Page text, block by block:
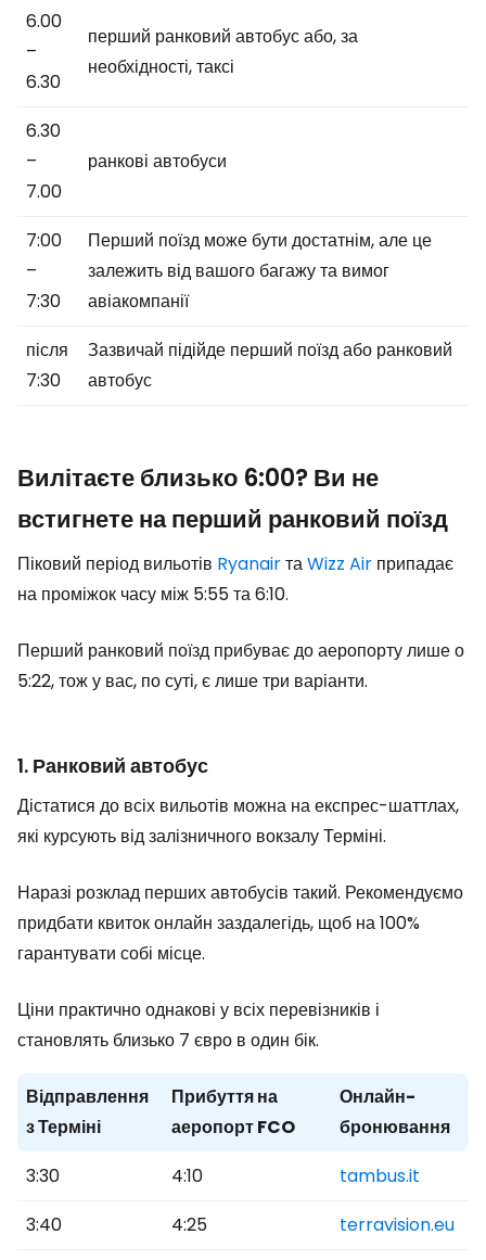
6.00
–
6.30
перший ранковий автобус або, за
необхідності, таксі
6.30
–
7.00
ранкові автобуси
7:00
–
7:30
Перший поїзд може бути достатнім, але це
залежить від вашого багажу та вимог
авіакомпанії
після
7:30
Зазвичай підійде перший поїзд або ранковий
автобус
Вилітаєте близько 6:00? Ви не
встигнете на перший ранковий поїзд
Піковий період вильотів RyanairтаWizz Air припадає
на проміжок часу між 5:55 та 6:10.
Перший ранковий поїзд прибуває до аеропорту лише о
5:22, тож у вас, по суті, є лише три варіанти.
1. Ранковий автобус
Дістатися до всіх вильотів можна на експрес-шаттлах,
які курсують від залізничного вокзалу Терміні.
Наразі розклад перших автобусів такий. Рекомендуємо
придбати квиток онлайн заздалегідь, щоб на 100%
гарантувати собі місце.
Ціни практично однакові у всіх перевізників і
становлять близько 7 євро в один бік.
Відправлення
з Терміні
Прибуття на
аеропорт FCO
Онлайн-
бронювання
3:30
4:10
tambus.it
3:40
4:25
terravision.eu